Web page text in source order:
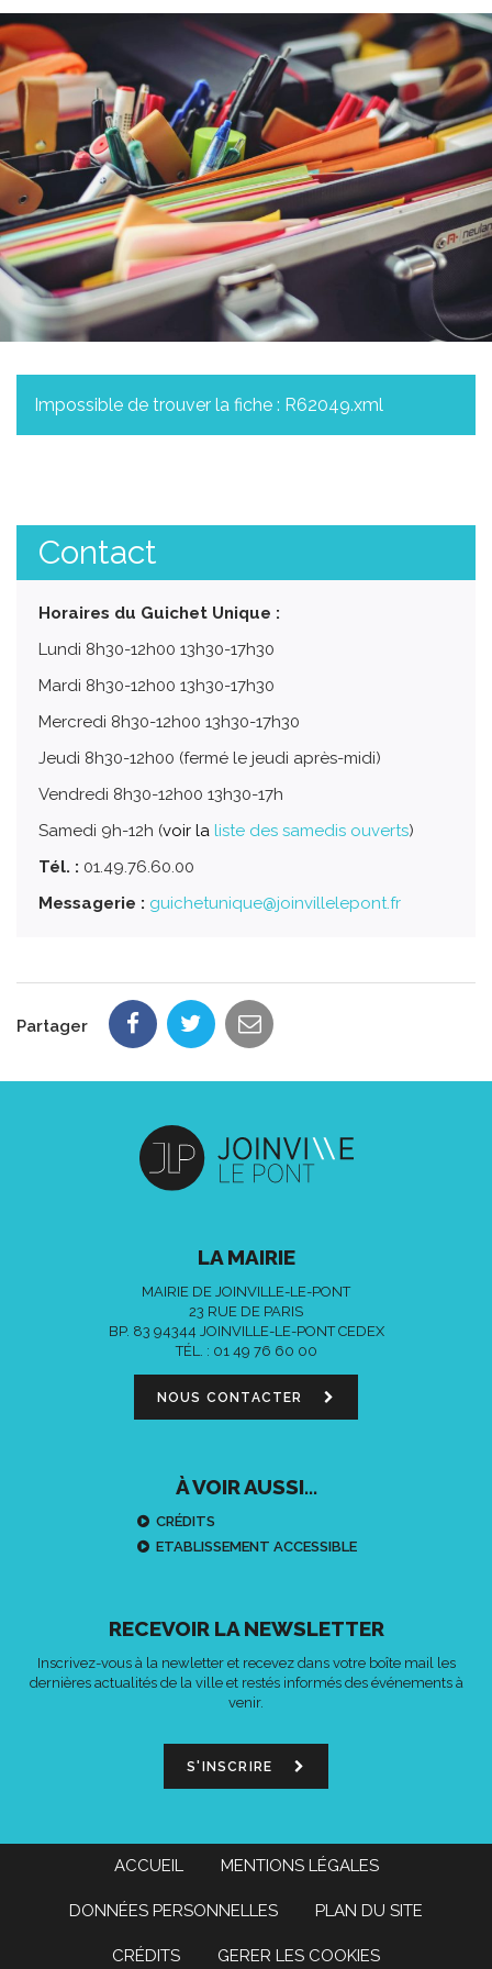
Impossible de trouver la fiche : R62049.xml
Contact
Horaires du Guichet Unique :
Lundi 8h30-12h00 13h30-17h30
Mardi 8h30-12h00 13h30-17h30
Mercredi 8h30-12h00 13h30-17h30
Jeudi 8h30-12h00 (fermé le jeudi après-midi)
Vendredi 8h30-12h00 13h30-17h
Samedi 9h-12h (voir la liste des samedis ouverts)
Tél. : 01.49.76.60.00
Messagerie : guichetunique@joinvillelepont.fr
Partager
LA MAIRIE
MAIRIE DE JOINVILLE-LE-PONT
23 RUE DE PARIS
BP. 83 94344 JOINVILLE-LE-PONT CEDEX
TÉL. : 01 49 76 60 00
NOUS CONTACTER
À VOIR AUSSI...
CRÉDITS
ETABLISSEMENT ACCESSIBLE
RECEVOIR LA NEWSLETTER
Inscrivez-vous à la newletter et recevez dans votre boîte mail les
dernières actualités de la ville et restés informés des événements à
venir.
S'INSCRIRE
ACCUEIL MENTIONS LÉGALES
DONNÉES PERSONNELLES PLAN DU SITE
CRÉDITS GERER LES COOKIES